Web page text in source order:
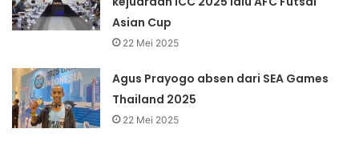
Asian Cup
22 Mei 2025
Agus Prayogo absen dari SEA Games
Thailand 2025
22 Mei 2025